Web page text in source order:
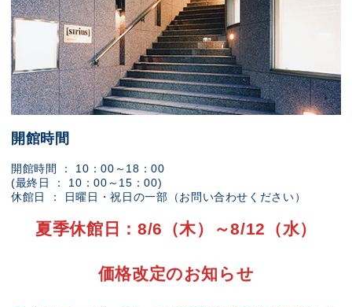
開館時間
開館時間 ： 10：00～18：00
(最終日 ： 10：00～15：00)
休館日 ： 日曜日・祝日の一部（お問い合わせください）
夏季休館日：8/6（木）～8/12（水）
価格改定のお知らせ